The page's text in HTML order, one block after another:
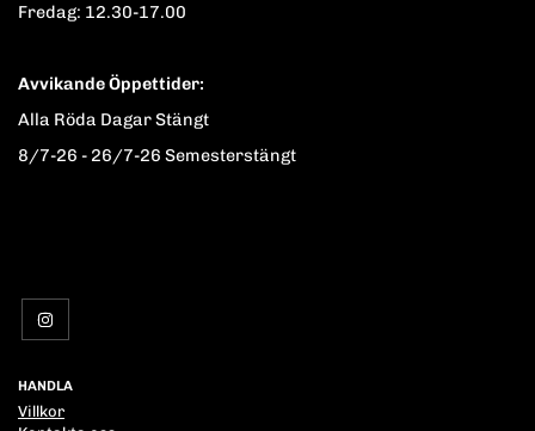
Fredag: 12.30-17.00
Avvikande Öppettider:
Alla Röda Dagar Stängt
8/7-26 - 26/7-26 Semesterstängt
HANDLA
Villkor